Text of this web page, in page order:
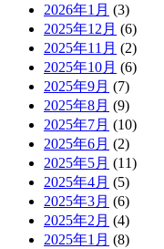
2026年1月 (3)
2025年12月 (6)
2025年11月 (2)
2025年10月 (6)
2025年9月 (7)
2025年8月 (9)
2025年7月 (10)
2025年6月 (2)
2025年5月 (11)
2025年4月 (5)
2025年3月 (6)
2025年2月 (4)
2025年1月 (8)